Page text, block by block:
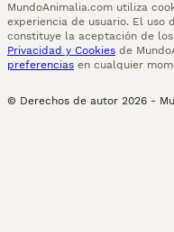
MundoAnimalia.com utiliza
experiencia de usuario. El uso
constituye la aceptación de los
Privacidad y Cookies de
preferencias en cualquier
© Derechos de autor 2026 -